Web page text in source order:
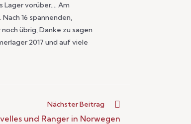
Lager vorüber…. Am
16 spannenden,
übrig, Danke zu sagen
2017 und auf viele
Nächster Beitrag
und Ranger in Norwegen